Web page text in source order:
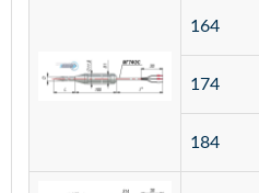
164
174
184